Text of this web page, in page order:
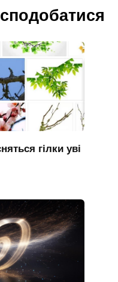
гілки уві